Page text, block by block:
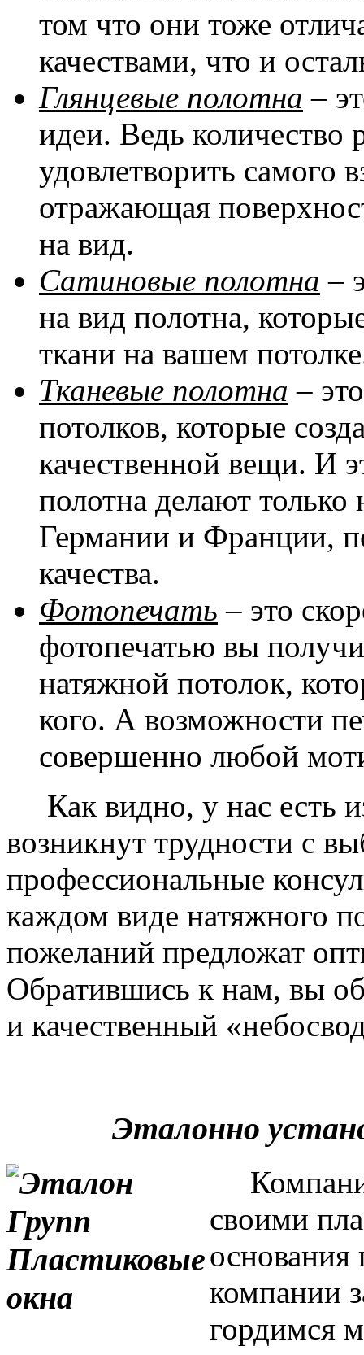
том что они тоже
качествами, что и
Глянцевые полотна –
идеи. Ведь количество
удовлетворить самого
отражающая
на вид.
Сатиновые полотна –
на вид полотна,
ткани на вашем
Тканевые полотна –
потолков, которые
качественной вещи. И
полотна делают
Германии и Франции,
качества.
Фотопечать – это
фотопечатью вы
натяжной потолок,
кого. А возможности
совершенно любой
Как видно, у нас есть
возникнут трудности с
профессиональные
каждом виде натяжного
пожеланий предложат
Обратившись к нам, вы
и качественный
Эталонно
своими
основания
компании
гордимся